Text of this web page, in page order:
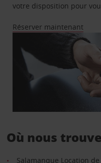
votre disposition pour
Réserver maintenant
Où nous
Salamanque Location